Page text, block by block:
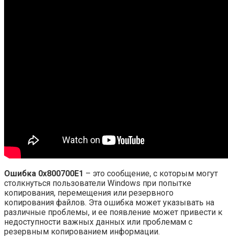
Ошибка 0x800700E1 – это сообщение, с которым могут
столкнуться пользователи Windows при попытке
копирования, перемещения или резервного
копирования файлов. Эта ошибка может указывать на
различные проблемы, и ее появление может привести к
недоступности важных данных или проблемам с
резервным копированием информации.